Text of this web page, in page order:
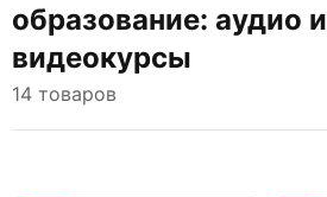
образование: аудио и
видеокурсы
14 товаров